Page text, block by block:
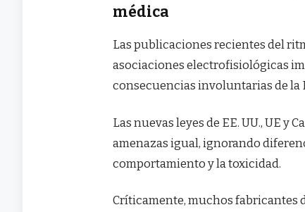
médica
Las publicaciones recientes del
asociaciones electrofisiológicas
consecuencias involuntarias de la
Las nuevas leyes de EE. UU., UE y
amenazas igual, ignorando
comportamiento y la toxicidad.
Críticamente, muchos fabricantes